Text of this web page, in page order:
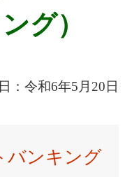
グ）
：令和6年5月20日
バンキング